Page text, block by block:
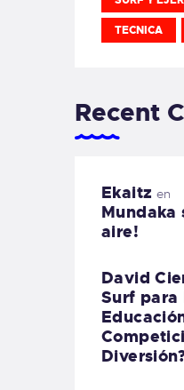
TECNICA
Recent
Ekaitz en
Mundaka
aire!
David
Surf para